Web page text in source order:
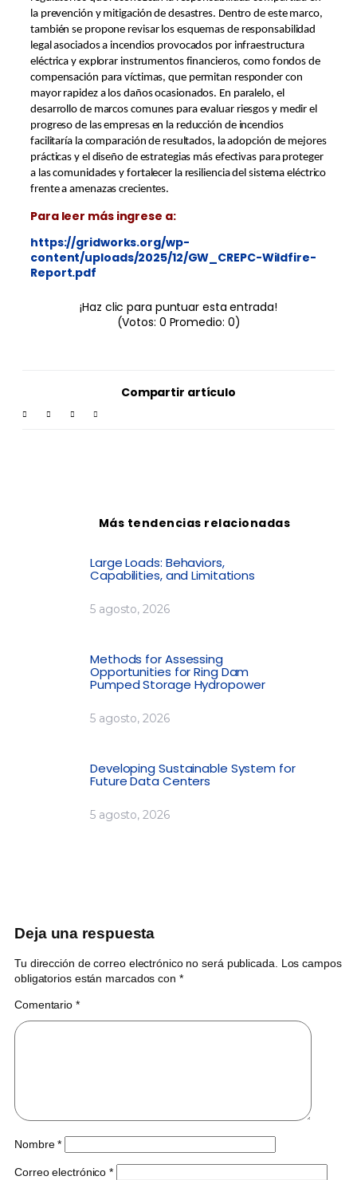
la prevención y mitigación de desastres. Dentro de este marco,
también se propone revisar los esquemas de responsabilidad
legal asociados a incendios provocados por infraestructura
eléctrica y explorar instrumentos financieros, como fondos de
compensación para víctimas, que permitan responder con
mayor rapidez a los daños ocasionados. En paralelo, el
desarrollo de marcos comunes para evaluar riesgos y medir el
progreso de las empresas en la reducción de incendios
facilitaría la comparación de resultados, la adopción de mejores
prácticas y el diseño de estrategias más efectivas para proteger
a las comunidades y fortalecer la resiliencia del sistema eléctrico
frente a amenazas crecientes.
Para leer más ingrese a:
https://gridworks.org/wp-
content/uploads/2025/12/GW_CREPC-Wildfire-
Report.pdf
¡Haz clic para puntuar esta entrada!
(Votos: 0 Promedio: 0)
Compartir artículo
Más tendencias relacionadas
Large Loads: Behaviors,
Capabilities, and Limitations
5 agosto, 2026
Methods for Assessing
Opportunities for Ring Dam
Pumped Storage Hydropower
5 agosto, 2026
Developing Sustainable System for
Future Data Centers
5 agosto, 2026
Deja una respuesta
Tu dirección de correo electrónico no será publicada. Los campos
obligatorios están marcados con *
Comentario *
Nombre*
Correo electrónico*